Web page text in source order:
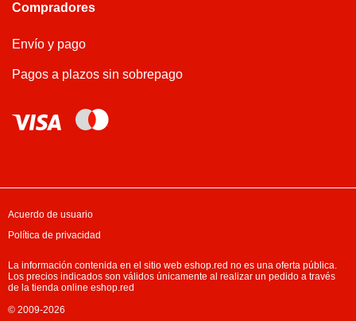
Compradores
Envío y pago
Pagos a plazos sin sobrepago
Acuerdo de usuario
Política de privacidad
La información contenida en el sitio web eshop.red no es una oferta pública.
Los precios indicados son válidos únicamente al realizar un pedido a través
de la tienda online eshop.red
© 2009-2026